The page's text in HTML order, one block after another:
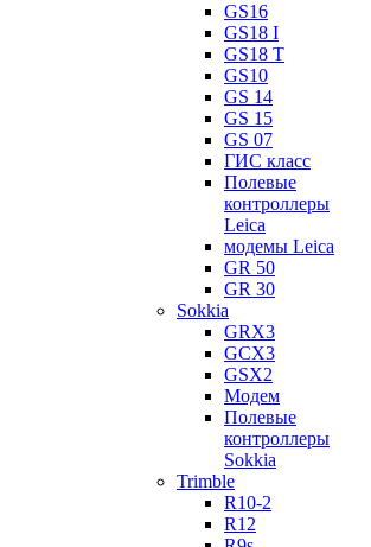
GS16
GS18 I
GS18 T
GS10
GS 14
GS 15
GS 07
ГИС класс
Полевые
контроллеры
Leica
модемы Leica
GR 50
GR 30
Sokkia
GRX3
GCX3
GSX2
Модем
Полевые
контроллеры
Sokkia
Trimble
R10-2
R12